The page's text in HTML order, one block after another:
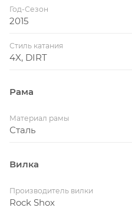
Год-Сезон
2015
Стиль катания
4X, DIRT
Рама
Материал рамы
Сталь
Вилка
Производитель вилки
Rock Shox